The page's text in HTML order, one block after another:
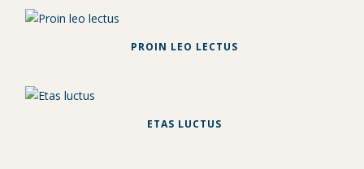
PROIN LEO LECTUS
ETAS LUCTUS